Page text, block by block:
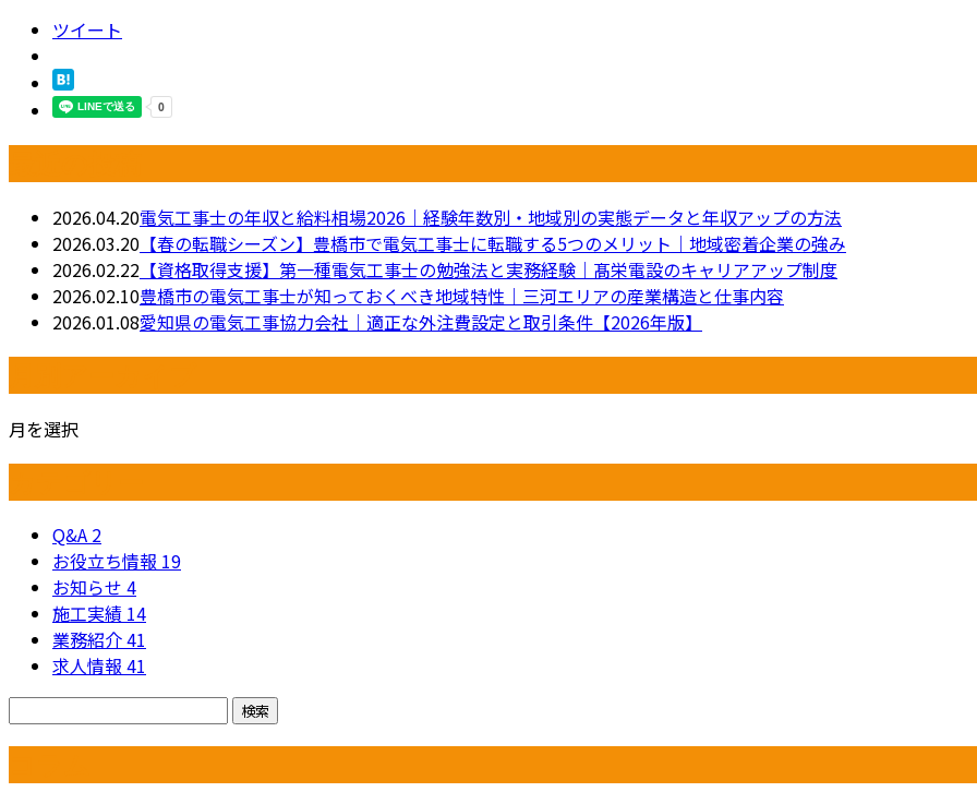
ツイート
2026.04.20電気工事士の年収と給料相場2026｜経験年数別・地域別の実態データと年収アップの方法
2026.03.20 【春の転職シーズン】豊橋市で電気工事士に転職する5つのメリット｜地域密着企業の強み
2026.02.22 【資格取得支援】第一種電気工事士の勉強法と実務経験｜髙栄電設のキャリアアップ制度
2026.02.10豊橋市の電気工事士が知っておくべき地域特性｜三河エリアの産業構造と仕事内容
2026.01.08愛知県の電気工事協力会社｜適正な外注費設定と取引条件【2026年版】
月を選択
Q&A 2
お役立ち情報 19
お知らせ 4
施工実績 14
業務紹介41
求人情報 41